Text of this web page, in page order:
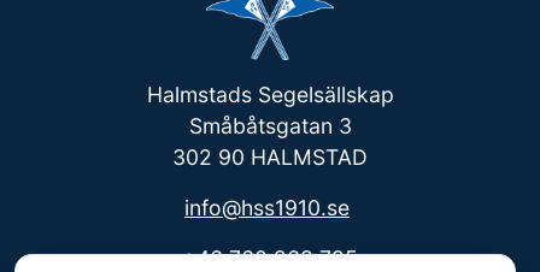
Halmstads Segelsällskap
Småbåtsgatan 3
302 90 HALMSTAD
info@hss1910.se
+46 760 268 795